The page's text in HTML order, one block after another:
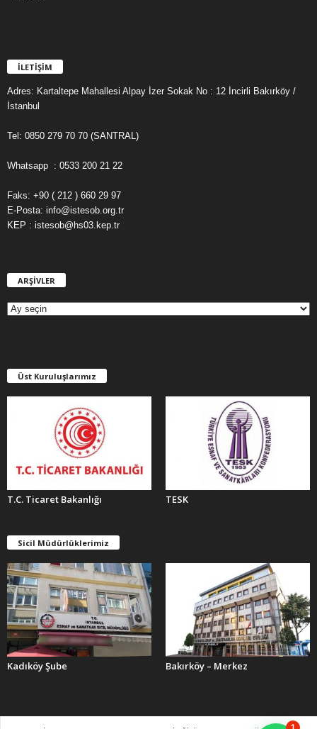
İLETİŞİM
Adres: Kartaltepe Mahallesi Alpay İzer Sokak No : 12 İncirli Bakırköy /
İstanbul
Tel: 0850 279 70 70 (SANTRAL)
Whatsapp : 0533 200 21 22
Faks: +90 ( 212 ) 660 29 97
E-Posta: info@istesob.org.tr
KEP : istesob@hs03.kep.tr
ARŞİVLER
E
R
Üst Kuruluşlarımız
T.C. Ticaret Bakanlığı TESK
Sicil Müdürlüklerimiz
Kadıköy Şube Bakırköy – Merkez